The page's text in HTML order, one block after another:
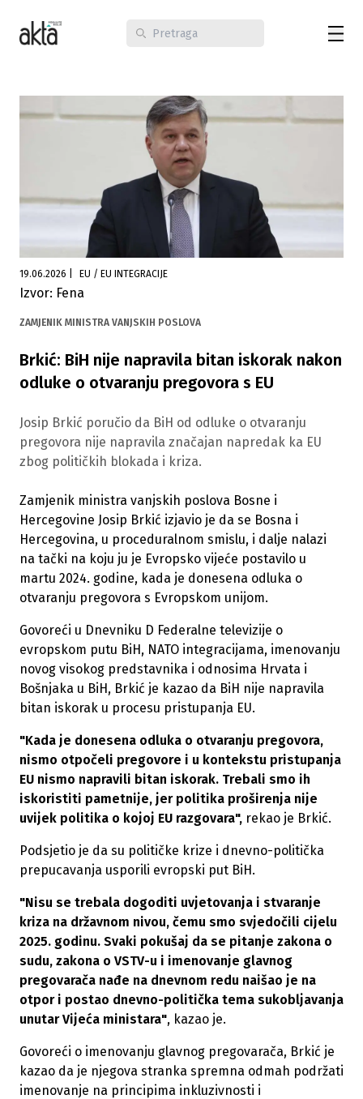
19.06.2026 EU / EU INTEGRACIJE
Izvor: Fena
ZAMJENIK MINISTRA VANJSKIH POSLOVA
Brkić: BiH nije napravila bitan iskorak nakon
odluke o otvaranju pregovora s EU
Josip Brkić poručio da BiH od odluke o otvaranju
pregovora nije napravila značajan napredak ka EU
zbog političkih blokada i kriza.
Zamjenik ministra vanjskih poslova Bosne i
Hercegovine Josip Brkić izjavio je da se Bosna i
Hercegovina, u proceduralnom smislu, i dalje nalazi
na tački na koju ju je Evropsko vijeće postavilo u
martu 2024. godine, kada je donesena odluka o
otvaranju pregovora s Evropskom unijom.
Govoreći u Dnevniku D Federalne televizije o
evropskom putu BiH, NATO integracijama, imenovanju
novog visokog predstavnika i odnosima Hrvata i
Bošnjaka u BiH, Brkić je kazao da BiH nije napravila
bitan iskorak u procesu pristupanja EU.
"Kada je donesena odluka o otvaranju pregovora,
nismo otpočeli pregovore i u kontekstu pristupanja
EU nismo napravili bitan iskorak. Trebali smo ih
iskoristiti pametnije, jer politika proširenja nije
uvijek politika o kojoj EU razgovara", rekao je Brkić.
Podsjetio je da su političke krize i dnevno-politička
prepucavanja usporili evropski put BiH.
"Nisu se trebala dogoditi uvjetovanja i stvaranje
kriza na državnom nivou, čemu smo svjedočili cijelu
2025. godinu. Svaki pokušaj da se pitanje zakona o
sudu, zakona o VSTV-u i imenovanje glavnog
pregovarača nađe na dnevnom redu naišao je na
otpor i postao dnevno-politička tema sukobljavanja
unutar Vijeća ministara", kazao je.
Govoreći o imenovanju glavnog pregovarača, Brkić je
kazao da je njegova stranka spremna odmah podržati
imenovanje na principima inkluzivnosti i